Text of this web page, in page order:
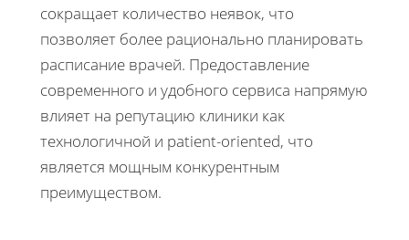
сокращает количество неявок, что
позволяет более рационально планировать
расписание врачей. Предоставление
современного и удобного сервиса напрямую
влияет на репутацию клиники как
технологичной и patient-oriented, что
является мощным конкурентным
преимуществом.